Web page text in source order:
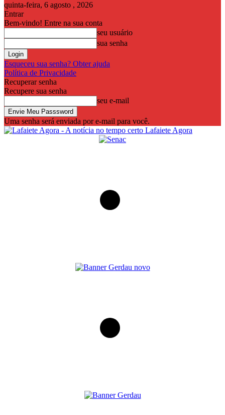
quinta-feira, 6 agosto , 2026
Entrar
Bem-vindo! Entre na sua conta
seu usuário
sua senha
Esqueceu sua senha? Obter ajuda
Política de Privacidade
Recuperar senha
Recupere sua senha
seu e-mail
Uma senha será enviada por e-mail para você.
Lafaiete Agora